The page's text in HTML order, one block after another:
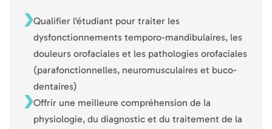
Qualifier l'étudiant pour traiter les
dysfonctionnements temporo-mandibulaires, les
douleurs orofaciales et les pathologies orofaciales
(parafonctionnelles, neuromusculaires et buco-
dentaires)
Offrir une meilleure compréhension de la
physiologie, du diagnostic et du traitement de la